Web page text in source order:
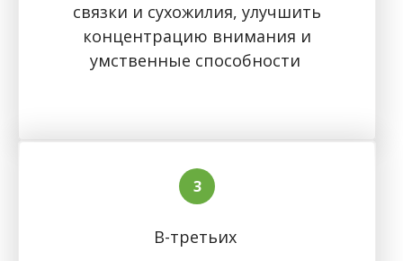
связки и сухожилия, улучшить
концентрацию внимания и
умственные способности
В-третьих